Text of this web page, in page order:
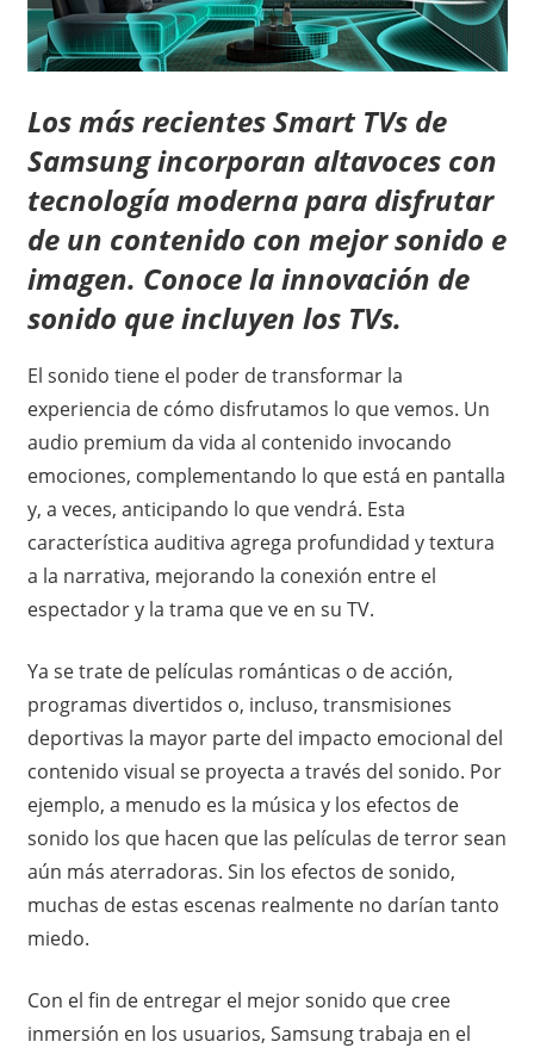
Los más recientes Smart TVs de
Samsung incorporan altavoces con
tecnología moderna para disfrutar
de un contenido con mejor sonido e
imagen. Conoce la innovación de
sonido que incluyen los TVs.
El sonido tiene el poder de transformar la
experiencia de cómo disfrutamos lo que vemos. Un
audio premium da vida al contenido invocando
emociones, complementando lo que está en pantalla
y, a veces, anticipando lo que vendrá. Esta
característica auditiva agrega profundidad y textura
a la narrativa, mejorando la conexión entre el
espectador y la trama que ve en su TV.
Ya se trate de películas románticas o de acción,
programas divertidos o, incluso, transmisiones
deportivas la mayor parte del impacto emocional del
contenido visual se proyecta a través del sonido. Por
ejemplo, a menudo es la música y los efectos de
sonido los que hacen que las películas de terror sean
aún más aterradoras. Sin los efectos de sonido,
muchas de estas escenas realmente no darían tanto
miedo.
Con el fin de entregar el mejor sonido que cree
inmersión en los usuarios, Samsung trabaja en el